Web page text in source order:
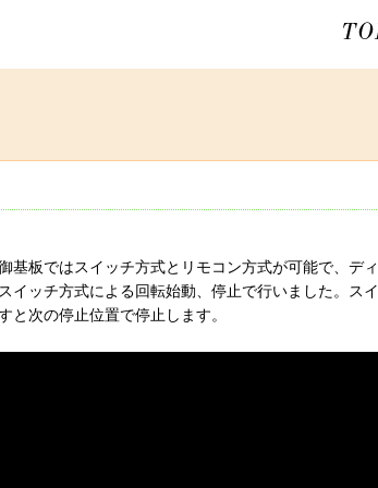
板ではスイッチ方式とリモコン方式が可能で、ディ
イッチ方式による回転始動、停止で行いました。スイ
と次の停止位置で停止します。